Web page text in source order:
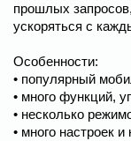
прошлых
ускоряться с
Особенности:
• популярный
• много функций,
• несколько
• много настроек